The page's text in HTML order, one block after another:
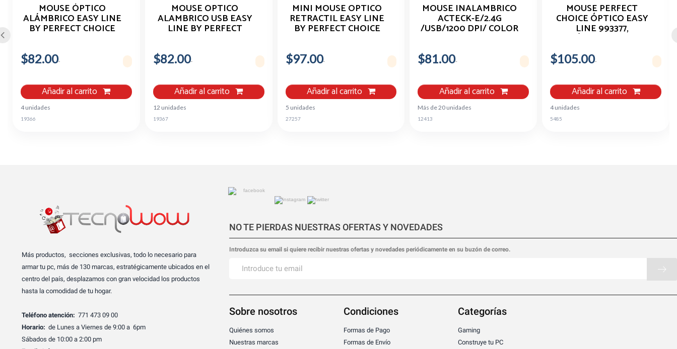
MOUSE ÓPTICO
ALÁMBRICO EASY LINE
BY PERFECT CHOICE
$82.00
Añadir al carrito
4 unidades
19366
MOUSE OPTICO
ALAMBRICO USB EASY
LINE BY PERFECT
$82.00
Añadir al carrito
12 unidades
19367
MINI MOUSE OPTICO
RETRACTIL EASY LINE
BY PERFECT CHOICE
$97.00
Añadir al carrito
5 unidades
27257
MOUSE INALAMBRICO
ACTECK-E/2.4G
/USB/1200 DPI/ COLOR
$81.00
Añadir al carrito
Más de 20 unidades
12413
MOUSE PERFECT
CHOICE ÓPTICO EASY
LINE 993377,
ALÁMBRICO, USB,
993377
$105.00
Añadir al carrito
4 unidades
5485
Más productos, secciones exclusivas, todo lo necesario para
armar tu pc, más de 130 marcas, estratégicamente ubicados en el
centro del país, desplazamos con gran velocidad los productos
hasta la comodidad de tu hogar.
Teléfono atención: 771 473 09 00
Horario: de Lunes a Viernes de 9:00 a 6pm
Sábados de 10:00 a 2:00 pm
NO TE PIERDAS NUESTRAS OFERTAS Y NOVEDADES
Introduzca su email si quiere recibir nuestras ofertas y novedades periódicamente en su buzón de correo.
Sobre nosotros
Quiénes somos
Nuestras marcas
Condiciones
Formas de Pago
Formas de Envío
Categorías
Gaming
Construye tu PC